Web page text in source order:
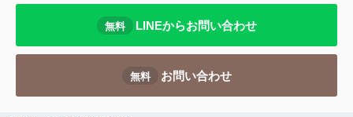
無料 LINEからお問い合わせ
無料 お問い合わせ